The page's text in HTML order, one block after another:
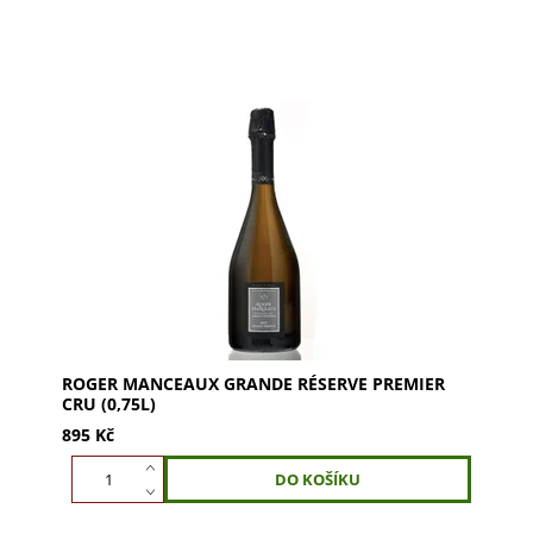
ROGER MANCEAUX Grande Réserve Premier Cru.
Chardonnay z Premier Cru. Vůně broskví, meruněk
ROGER MANCEAUX GRANDE RÉSERVE PREMIER
CRU (0,75L)
895 Kč